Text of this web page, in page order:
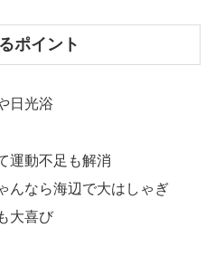
ポイント
日光浴
運動不足も解消
んなら海辺で大はしゃぎ
大喜び